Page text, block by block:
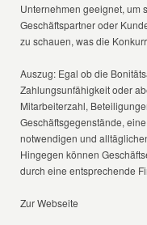
Unternehmen geeignet, um
Geschäftspartner oder
zu schauen, was die
Auszug: Egal ob die
Zahlungsunfähigkeit oder
Mitarbeiterzahl,
Geschäftsgegenstände,
notwendigen und
Hingegen können
durch eine entsprechende
Zur Webseite